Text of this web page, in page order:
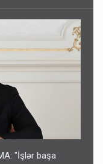
"İşlər başa